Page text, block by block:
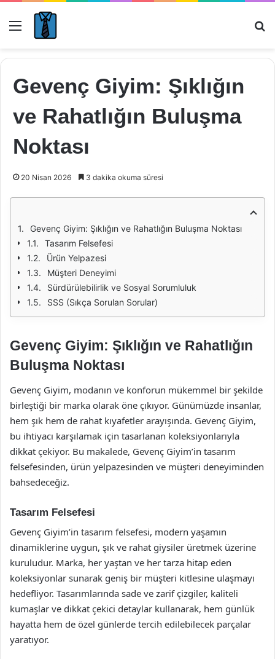
Menü
Gevenç Giyim: Şıklığın
ve Rahatlığın Buluşma
Noktası
20 Nisan 2026 3 dakika okuma süresi
Gevenç Giyim: Şıklığın ve Rahatlığın Buluşma Noktası
Tasarım Felsefesi
Ürün Yelpazesi
Müşteri Deneyimi
Sürdürülebilirlik ve Sosyal Sorumluluk
SSS (Sıkça Sorulan Sorular)
Gevenç Giyim: Şıklığın ve Rahatlığın
Buluşma Noktası
Gevenç Giyim, modanın ve konforun mükemmel bir şekilde
birleştiği bir marka olarak öne çıkıyor. Günümüzde insanlar,
hem şık hem de rahat kıyafetler arayışında. Gevenç Giyim,
bu ihtiyacı karşılamak için tasarlanan koleksiyonlarıyla
dikkat çekiyor. Bu makalede, Gevenç Giyim’in tasarım
felsefesinden, ürün yelpazesinden ve müşteri deneyiminden
bahsedeceğiz.
Tasarım Felsefesi
Gevenç Giyim’in tasarım felsefesi, modern yaşamın
dinamiklerine uygun, şık ve rahat giysiler üretmek üzerine
kuruludur. Marka, her yaştan ve her tarza hitap eden
koleksiyonlar sunarak geniş bir müşteri kitlesine ulaşmayı
hedefliyor. Tasarımlarında sade ve zarif çizgiler, kaliteli
kumaşlar ve dikkat çekici detaylar kullanarak, hem günlük
hayatta hem de özel günlerde tercih edilebilecek parçalar
yaratıyor.